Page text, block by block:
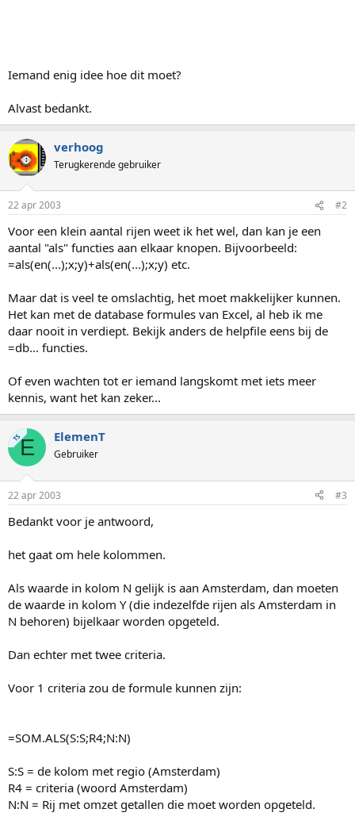
Iemand enig idee hoe dit moet?
Alvast bedankt.
verhoog
Terugkerende gebruiker
22 apr 2003 #2
Voor een klein aantal rijen weet ik het wel, dan kan je een
aantal "als" functies aan elkaar knopen. Bijvoorbeeld:
=als(en(...);x;y)+als(en(...);x;y) etc.
Maar dat is veel te omslachtig, het moet makkelijker kunnen.
Het kan met de database formules van Excel, al heb ik me
daar nooit in verdiept. Bekijk anders de helpfile eens bij de
=db... functies.
Of even wachten tot er iemand langskomt met iets meer
kennis, want het kan zeker...
TSE ElemenT
Gebruiker
22 apr 2003 #3
Bedankt voor je antwoord,
het gaat om hele kolommen.
Als waarde in kolom N gelijk is aan Amsterdam, dan moeten
de waarde in kolom Y (die indezelfde rijen als Amsterdam in
N behoren) bijelkaar worden opgeteld.
Dan echter met twee criteria.
Voor 1 criteria zou de formule kunnen zijn:
=SOM.ALS(S:S;R4;N:N)
S:S = de kolom met regio (Amsterdam)
R4 = criteria (woord Amsterdam)
N:N = Rij met omzet getallen die moet worden opgeteld.